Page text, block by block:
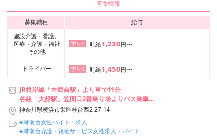
募集情報
募集職種
給与
施設介護・看護、
医療・介護・福祉
その他
ア/パ 時給1,230円〜
ドライバー ア/パ 時給1,450円〜
JR根岸線「本郷台駅」より車で11分
各線「大船駅」笠間口2番乗り場よりバス乗車
┗「桂台中央」バス停より徒歩3分
神奈川県横浜市栄区桂台西2-27-14
#港南台女性バイト・求人
#港南台介護・福祉サービス女性求人・バイト